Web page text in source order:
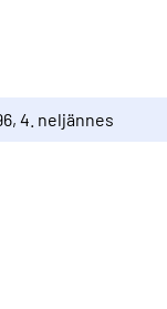
4. neljännes